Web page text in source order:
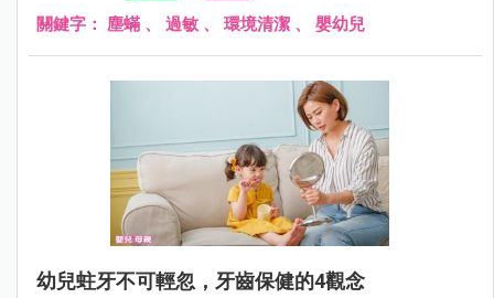
關鍵字： 塵蟎 、 過敏 、 環境清潔 、 嬰幼兒
幼兒蛀牙不可輕忽，牙齒保健的4觀念